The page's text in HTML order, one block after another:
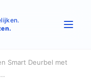
Smart Deurbel met